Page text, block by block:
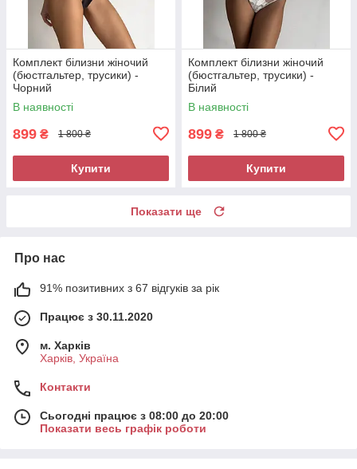
Комплект білизни жіночий
(бюстгальтер, трусики) -
Чорний
В наявності
899 ₴ 1 800 ₴
Купити
Комплект білизни жіночий
(бюстгальтер, трусики) -
Білий
В наявності
899 ₴ 1 800 ₴
Купити
Показати ще
Про нас
91% позитивних з 67 відгуків за рік
Працює з 30.11.2020
м. Харків
Харків, Україна
Контакти
Сьогодні працює з 08:00 до 20:00
Показати весь графік роботи